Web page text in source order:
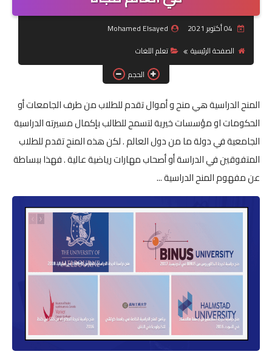
جرافيك
كورسات
مقالات
القسم الديني
العناية بالصحة
سياحة
Mohamed Elsayed
الصفحة الرئيسية
تعلم اللغات
الحجم
المنح الدراسية هي منح و أموال تقدم للطلاب من طرف الجامعات أو
الحكومات او مؤسسات خيرية لتسمح للطالب بإكمال مسيرته الدراسية
الجامعية في دولة ما من دول العالم . لكن هذه المنح تقدم للطلاب
المتفوقين في الدراسة أو أصحاب مهارات رياضية عالية . فهذا ببساطة
عن مفهوم المنح الدراسية ...